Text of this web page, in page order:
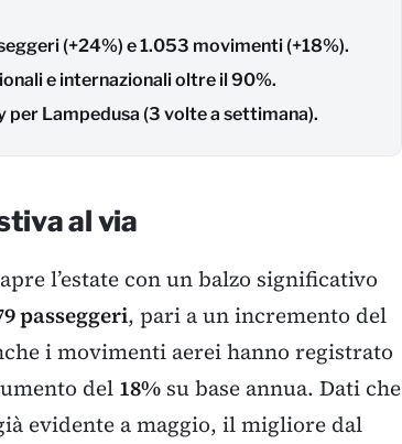
(+24%) e 1.053 movimenti (+18%).
e internazionali oltre il 90%.
per Lampedusa (3 volte a settimana).
al via
apre l’estate con un balzo significativo
passeggeri, pari a un incremento del
i movimenti aerei hanno registrato
del 18% su base annua. Dati che
evidente a maggio, il migliore dal